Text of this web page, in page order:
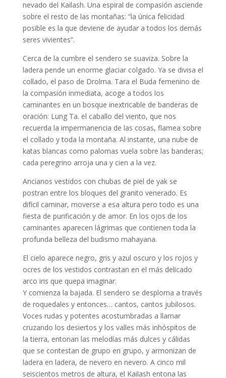
nevado del Kailash. Una espiral de compasión asciende
sobre el resto de las montañas: “la única felicidad
posible es la que deviene de ayudar a todos los demás
seres vivientes”.
Cerca de la cumbre el sendero se suaviza. Sobre la
ladera pende un enorme glaciar colgado. Ya se divisa el
collado, el paso de Drolma. Tara el Buda femenino de
la compasión inmediata, acoge a todos los
caminantes en un bosque inextricable de banderas de
oración: Lung Ta. el caballo del viento, que nos
recuerda la impermanencia de las cosas, flamea sobre
el collado y toda la montaña. Al instante, una nube de
katas blancas como palomas vuela sobre las banderas;
cada peregrino arroja una y cien a la vez.
Ancianos vestidos con chubas de piel de yak se
postran entre los bloques del granito venerado. Es
difícil caminar, moverse a esa altura pero todo es una
fiesta de purificación y de amor. En los ojos de los
caminantes aparecen lágrimas que contienen toda la
profunda belleza del budismo mahayana.
El cielo aparece negro, gris y azul oscuro y los rojos y
ocres de los vestidos contrastan en el más delicado
arco iris que quepa imaginar.
Y comienza la bajada. El sendero se desploma a través
de roquedales y entonces… cantos, cantos jubilosos.
Voces rudas y potentes acostumbradas a llamar
cruzando los desiertos y los valles más inhóspitos de
la tierra, entonan las melodías más dulces y cálidas
que se contestan de grupo en grupo, y armonizan de
ladera en ladera, de nevero en nevero. A cinco mil
seiscientos metros de altura, el Kailash entona las